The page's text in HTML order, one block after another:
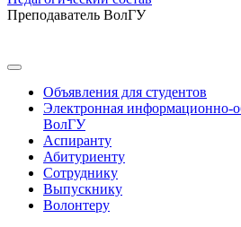
Преподаватель ВолГУ
Объявления для студентов
Электронная информационно-
ВолГУ
Аспиранту
Абитуриенту
Сотруднику
Выпускнику
Волонтеру